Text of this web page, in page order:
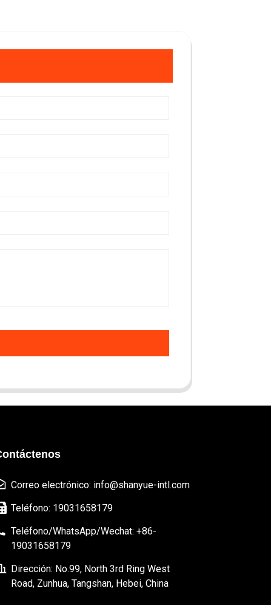
Correo electrónico: info@shanyue-intl.com
Teléfono: 19031658179
Teléfono/WhatsApp/Wechat: +86-
19031658179
Dirección: No.99, North 3rd Ring West
Road, Zunhua, Tangshan, Hebei, China